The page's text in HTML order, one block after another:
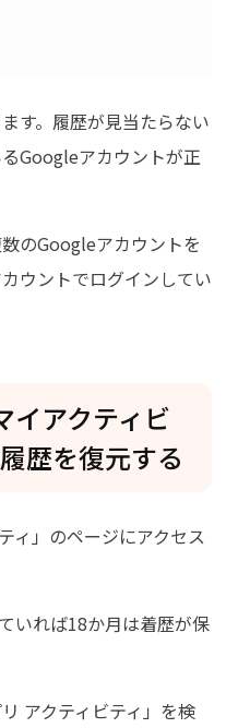
す。履歴が見当たらない
Googleアカウントが正
のGoogleアカウントを
ウントでログインしてい
イアクティビ
歴を復元する
ィ」のページにアクセス
いれば18か月は着歴が保
アクティビティ」を検